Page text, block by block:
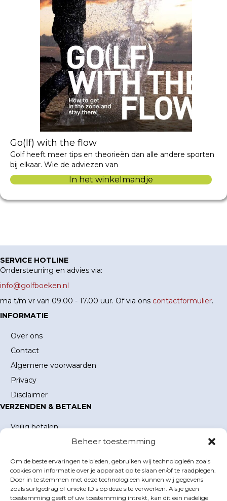
Beheer toestemming
Om de beste ervaringen te bieden, gebruiken wij technologieën zoals
cookies om informatie over je apparaat op te slaan en/of te raadplegen.
Door in te stemmen met deze technologieën kunnen wij gegevens
zoals surfgedrag of unieke ID's op deze site verwerken. Als je geen
toestemming geeft of uw toestemming intrekt, kan dit een nadelige
Go(lf) with the flow
Golf heeft meer tips en theorieën dan alle andere sporten
bij elkaar. Wie de adviezen van
In het winkelmandje
SERVICE HOTLINE
Ondersteuning en advies via:
info@golfboeken.nl
ma t/m vr van 09.00 - 17.00 uur. Of via ons contactformulier.
INFORMATIE
Over ons
Contact
Algemene voorwaarden
Privacy
Disclaimer
VERZENDEN & BETALEN
Veilig betalen
Verzending en verzendkosten
MIJN ACCOUNT
Mijn account